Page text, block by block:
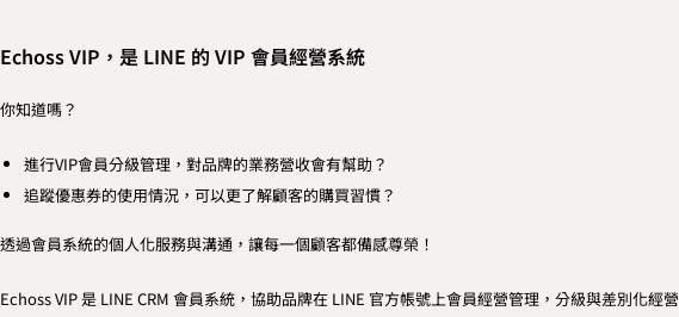
Echoss VIP，是 LINE 的 VIP 會員經營‬系統
你知道嗎？
進行VIP會員分級管理，對品牌的業務營收會有幫助？
追蹤優惠券的使用情況，可以更了解顧客的購買習慣？
透過會員系統的個人化服務與溝通，讓每一個顧客都備感尊榮！
Echoss VIP 是 LINE CRM 會員系統，協助品牌在 LINE 官方帳號上會員經營管理，分級與差別化經營